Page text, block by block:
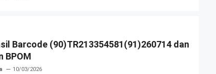
Barcode (90)TR213354581(91)260714 dan
BPOM
10/03/2026